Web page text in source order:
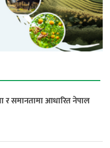
र समानतामा आधारित नेपाल